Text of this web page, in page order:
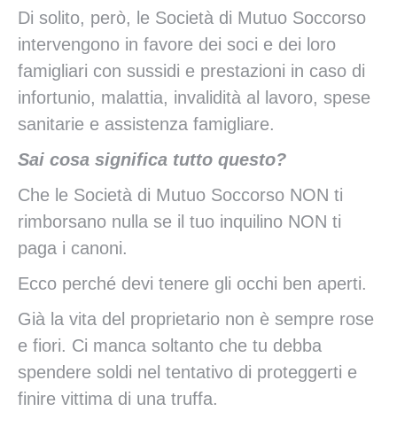
Di solito, però, le Società di Mutuo Soccorso
intervengono in favore dei soci e dei loro
famigliari con sussidi e prestazioni in caso di
infortunio, malattia, invalidità al lavoro, spese
sanitarie e assistenza famigliare.
Sai cosa significa tutto questo?
Che le Società di Mutuo Soccorso NON ti
rimborsano nulla se il tuo inquilino NON ti
paga i canoni.
Ecco perché devi tenere gli occhi ben aperti.
Già la vita del proprietario non è sempre rose
e fiori. Ci manca soltanto che tu debba
spendere soldi nel tentativo di proteggerti e
finire vittima di una truffa.